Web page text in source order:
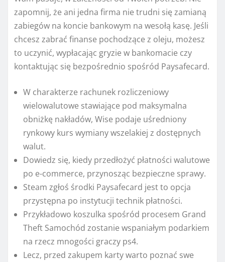
zapomnij, że ani jedna firma nie trudni się zamianą
zabiegów na koncie bankowym na wesołą kasę. Jeśli
chcesz zabrać finanse pochodzące z oleju, możesz
to uczynić, wypłacając gryzie w bankomacie czy
kontaktując się bezpośrednio spośród Paysafecard.
W charakterze rachunek rozliczeniowy
wielowalutowe stawiające pod maksymalna
obniżkę nakładów, Wise podaje uśredniony
rynkowy kurs wymiany wszelakiej z dostępnych
walut.
Dowiedz się, kiedy przedłożyć płatności walutowe
po e-commerce, przynosząc bezpieczne sprawy.
Steam zgłoś środki Paysafecard jest to opcja
przystępna po instytucji technik płatności.
Przykładowo koszulka spośród procesem Grand
Theft Samochód zostanie wspaniałym podarkiem
na rzecz mnogości graczy ps4.
Lecz, przed zakupem karty warto poznać swe